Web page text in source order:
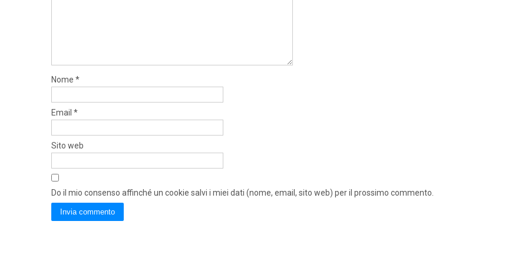
Nome *
Email *
Sito web
Do il mio consenso affinché un cookie salvi i miei dati (nome, email, sito web) per il prossimo commento.